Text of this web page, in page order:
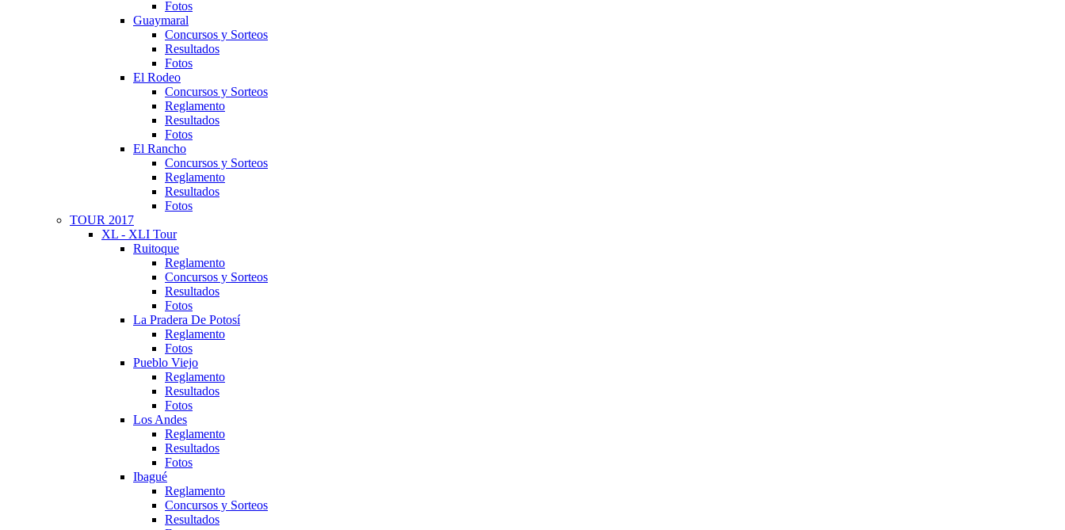
Fotos
Guaymaral
Concursos y Sorteos
Resultados
Fotos
El Rodeo
Concursos y Sorteos
Reglamento
Resultados
Fotos
El Rancho
Concursos y Sorteos
Reglamento
Resultados
Fotos
TOUR 2017
XL - XLI Tour
Ruitoque
Reglamento
Concursos y Sorteos
Resultados
Fotos
La Pradera De Potosí
Reglamento
Fotos
Pueblo Viejo
Reglamento
Resultados
Fotos
Los Andes
Reglamento
Resultados
Fotos
Ibagué
Reglamento
Concursos y Sorteos
Resultados